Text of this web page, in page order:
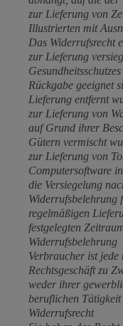
zur Lieferung von
Illustrierten mit
Das Widerrufsrecht
zur Lieferung
Rückgabe geeignet
Lieferung entfernt
zur Lieferung von
auf Grund ihrer
Gütern vermischt
zur Lieferung von
Computersoftware
die Versiegelung
Widerrufsbelehrung
regelmäßigen
festgelegten
Widerrufsbelehrung
Verbraucher ist
Rechtsgeschäft zu
weder ihrer
beruflichen Tätigkeit
Widerrufsrecht